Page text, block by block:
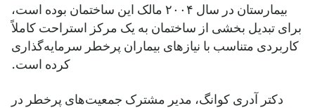
بیمارستان در سال ۲۰۰۴ مالک این ساختمان بوده است،
برای تبدیل بخشی از ساختمان به یک مرکز استراحت کاملاً
کاربردی متناسب با نیازهای بیماران پرخطر سرمایه‌گذاری
کرده است.
دکتر آدری کوانگ، مدیر مشترک جمعیت‌های پرخطر در